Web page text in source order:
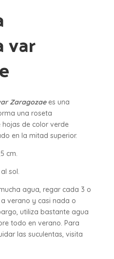
var
Zaragozaees una
una roseta
de color verde
en la mitad superior.
cm.
sol.
agua, regar cada 3 o
verano y casi nada o
utiliza bastante agua
todo en verano. Para
las suculentas, visita